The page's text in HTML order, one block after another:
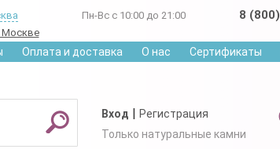
Москве
Пн-Вс с 10:00 до 21:00 8
Оплата и доставка О нас Сертификаты
Вход | Регистрация
Только натуральные камни